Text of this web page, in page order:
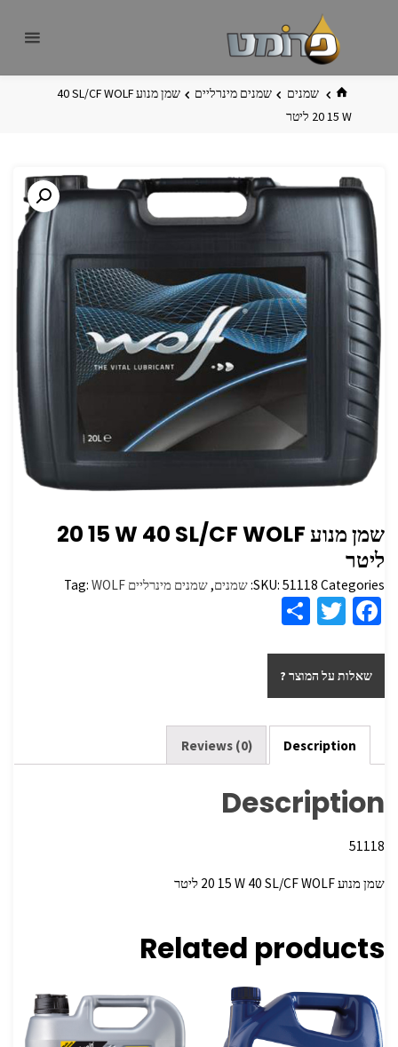
בית שמנים שמנים מינרליים
שמן מנוע ‏WOLF ‏SL/CF ‏40
‏W ‏15 ‏20 ליטר
שמן מנוע ‏WOLF ‏SL/CF ‏40 ‏W ‏15 ‏20
ליטר
SKU: 51118 Categories: שמנים,שמנים מינרליים Tag: WOLF
Fa
b
o
o
k
T
tt
er
ar
e
שאלות על המוצר ?
Description
Reviews (0)
Description
51118
שמן מנוע ‏WOLF ‏SL/CF ‏40 ‏W ‏15 ‏20 ליטר
Related products